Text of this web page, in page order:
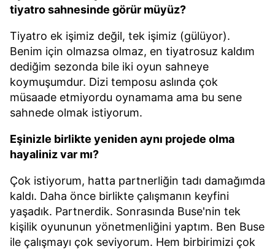
tiyatro sahnesinde görür müyüz?
Tiyatro ek işimiz değil, tek işimiz (gülüyor).
Benim için olmazsa olmaz, en tiyatrosuz kaldım
dediğim sezonda bile iki oyun sahneye
koymuşumdur. Dizi temposu aslında çok
müsaade etmiyordu oynamama ama bu sene
sahnede olmak istiyorum.
Eşinizle birlikte yeniden aynı projede olma
hayaliniz var mı?
Çok istiyorum, hatta partnerliğin tadı damağımda
kaldı. Daha önce birlikte çalışmanın keyfini
yaşadık. Partnerdik. Sonrasında Buse'nin tek
kişilik oyununun yönetmenliğini yaptım. Ben Buse
ile çalışmayı çok seviyorum. Hem birbirimizi çok